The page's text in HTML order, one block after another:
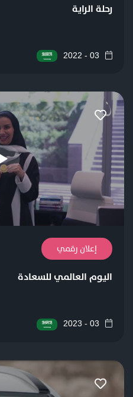
رحلة الراية
03 - 2022
إعلان رقمي
اليوم العالمي للسعادة
03 - 2023